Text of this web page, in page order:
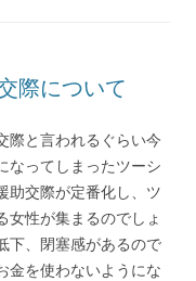
際について
際と言われるぐらい今
なってしまったツーシ
助交際が定番化し、ツ
女性が集まるのでしょ
下、閉塞感があるので
金を使わないようにな